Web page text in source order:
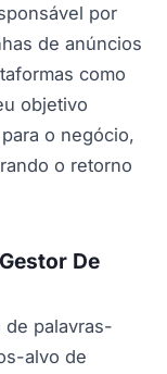
por
de anúncios
como
objetivo
o negócio,
o retorno
De
de palavras-
alvo de